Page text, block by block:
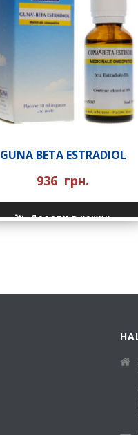
GUNA BETA ESTRADIOL
936 грн.
Додати в кошик